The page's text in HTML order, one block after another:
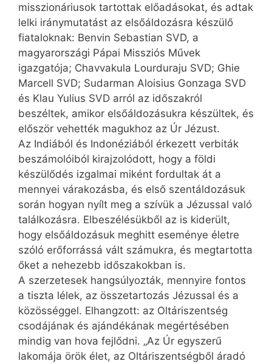
misszionáriusok tartottak előadásokat, és adtak
lelki iránymutatást az elsőáldozásra készülő
fiataloknak: Benvin Sebastian SVD, a
magyarországi Pápai Missziós Művek
igazgatója; Chavvakula Lourduraju SVD; Ghie
Marcell SVD; Sudarman Aloisius Gonzaga SVD
és Klau Yulius SVD arról az időszakról
beszéltek, amikor elsőáldozásukra készültek, és
először vehették magukhoz az Úr Jézust.
Az Indiából és Indonéziából érkezett verbiták
beszámolóiból kirajzolódott, hogy a földi
készülődés izgalmai miként fordultak át a
mennyei várakozásba, és első szentáldozásuk
során hogyan nyílt meg a szívük a Jézussal való
találkozásra. Elbeszélésükből az is kiderült,
hogy elsőáldozásuk meghitt eseménye életre
szóló erőforrássá vált számukra, és megtartotta
őket a nehezebb időszakokban is.
A szerzetesek hangsúlyozták, mennyire fontos
a tiszta lélek, az összetartozás Jézussal és a
közösséggel. Elhangzott: az Oltáriszentség
csodájának és ajándékának megértésében
mindig van hova fejlődni. „Az Úr egyszerű
lakomája örök élet, az Oltáriszentségből áradó